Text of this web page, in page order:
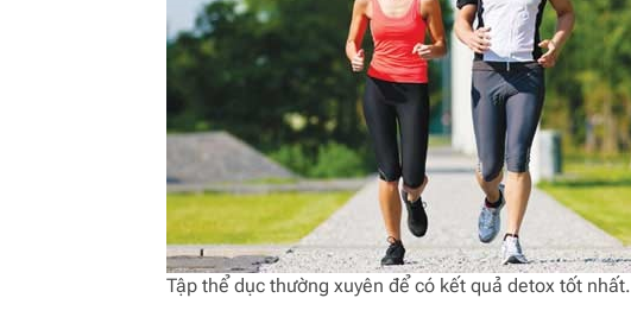
Tập thể dục thường xuyên để có kết quả detox tốt nhất.